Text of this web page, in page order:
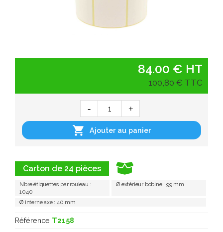
Carton de 24 pièces
Nbre étiquettes par rouleau :
1040
Ø extérieur bobine : 99 mm
Ø interne axe : 40 mm
Référence T2158
84.00 € HT
100,80 € TTC
 Ajouter au panier